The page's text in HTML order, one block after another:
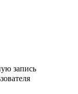
запись